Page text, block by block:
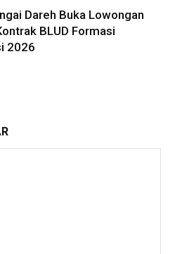
Dareh Buka Lowongan
BLUD Formasi
2026